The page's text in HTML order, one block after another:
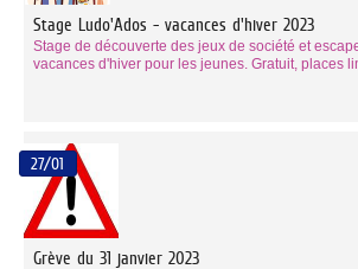
Stage Ludo'Ados - vacances d'hiver 2023
Stage de découverte des jeux de société et
vacances d'hiver pour les jeunes. Gratuit, places
27/01
Grève du 31 janvier 2023